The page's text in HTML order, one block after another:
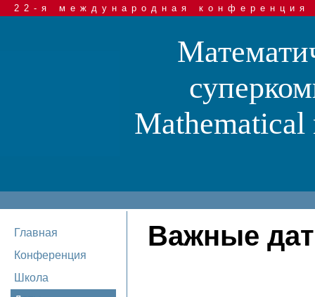
22-я международная
Mathematical
Главная
Конференция
Школа
Важные